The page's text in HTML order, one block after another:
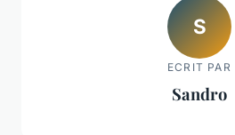
S
ECRIT PAR
Sandro